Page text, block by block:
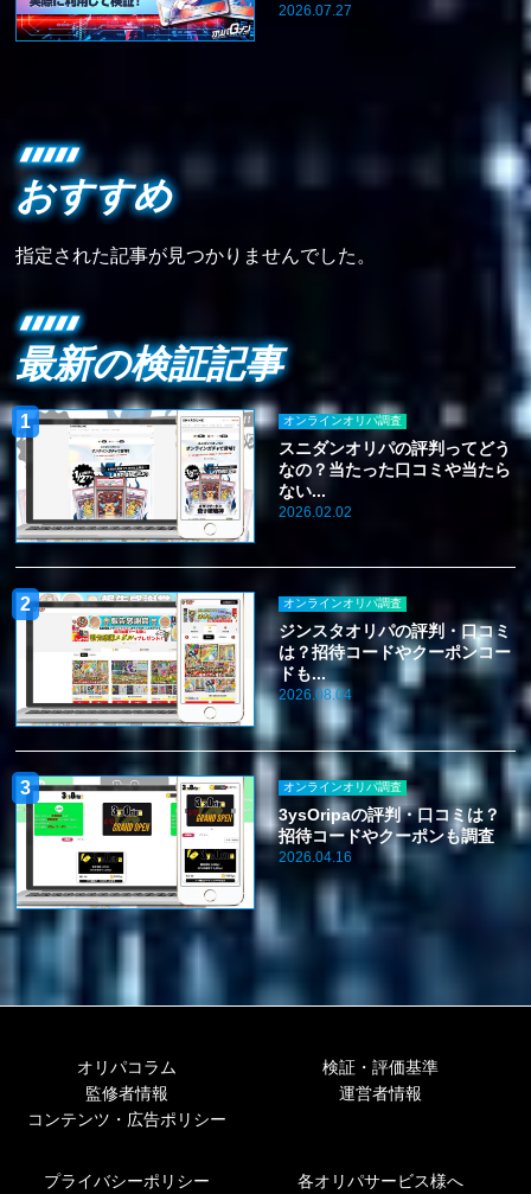
2026.07.27
おすすめ
指定された記事が見つかりませんでした。
最新の検証記事
オンラインオリパ調査
スニダンオリパの評判ってどう
なの？当たった口コミや当たら
ない...
2026.02.02
オンラインオリパ調査
ジンスタオリパの評判・口コミ
は？招待コードやクーポンコー
ドも...
2026.08.04
オンラインオリパ調査
3ysOripaの評判・口コミは？
招待コードやクーポンも調査
2026.04.16
オリパコラム
検証・評価基準
監修者情報
運営者情報
コンテンツ・広告ポリシー
プライバシーポリシー 各オリパサービス様へ